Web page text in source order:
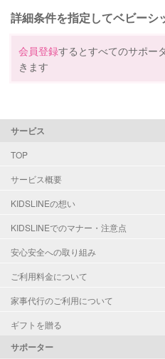
詳細条件を指定してベビーシ
会員登録するとすべてのサポー
きます
サービス
TOP
サービス概要
KIDSLINEの想い
KIDSLINEでのマナー・注意点
安心安全への取り組み
ご利用料金について
家事代行のご利用について
ギフトを贈る
サポーター